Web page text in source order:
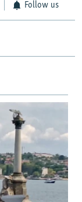
Follow us